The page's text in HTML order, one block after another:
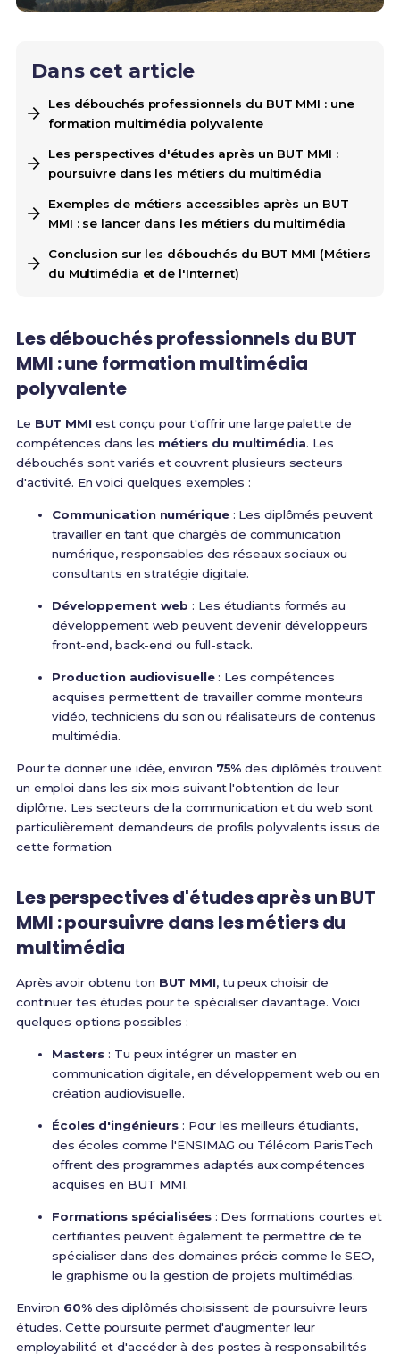
Dans cet article
Les débouchés professionnels du BUT MMI : une
formation multimédia polyvalente
Les perspectives d'études après un BUT MMI :
poursuivre dans les métiers du multimédia
Exemples de métiers accessibles après un BUT
MMI : se lancer dans les métiers du multimédia
Conclusion sur les débouchés du BUT MMI (Métiers
du Multimédia et de l'Internet)
Les débouchés professionnels du BUT
MMI : une formation multimédia
polyvalente
Le BUT MMIest conçu pour t'offrir une large palette de
compétences dans les métiers du multimédia. Les
débouchés sont variés et couvrent plusieurs secteurs
d'activité. En voici quelques exemples :
Communication numérique: Les diplômés peuvent
travailler en tant que chargés de communication
numérique, responsables des réseaux sociaux ou
consultants en stratégie digitale.
Développement web : Les étudiants formés au
développement web peuvent devenir développeurs
front-end, back-end ou full-stack.
Production audiovisuelle: Les compétences
acquises permettent de travailler comme monteurs
vidéo, techniciens du son ou réalisateurs de contenus
multimédia.
Pour te donner une idée, environ 75% des diplômés trouvent
un emploi dans les six mois suivant l'obtention de leur
diplôme. Les secteurs de la communication et du web sont
particulièrement demandeurs de profils polyvalents issus de
cette formation.
Les perspectives d'études après un BUT
MMI : poursuivre dans les métiers du
multimédia
Après avoir obtenu ton BUT MMI, tu peux choisir de
continuer tes études pour te spécialiser davantage. Voici
quelques options possibles :
Masters : Tu peux intégrer un master en
communication digitale, en développement web ou en
création audiovisuelle.
Écoles d'ingénieurs : Pour les meilleurs étudiants,
des écoles comme l'ENSIMAG ou Télécom ParisTech
offrent des programmes adaptés aux compétences
acquises en BUT MMI.
Formations spécialisées: Des formations courtes et
certifiantes peuvent également te permettre de te
spécialiser dans des domaines précis comme le SEO,
le graphisme ou la gestion de projets multimédias.
Environ 60%des diplômés choisissent de poursuivre leurs
études. Cette poursuite permet d'augmenter leur
employabilité et d'accéder à des postes à responsabilités